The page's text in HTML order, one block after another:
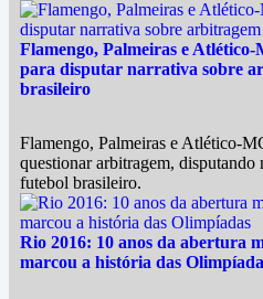
Flamengo, Palmeiras e Atlético-
para disputar narrativa sobre
brasileiro
Flamengo, Palmeiras e Atlético-
questionar arbitragem, disputando
futebol brasileiro.
Rio 2016: 10 anos da abertura
marcou a história das